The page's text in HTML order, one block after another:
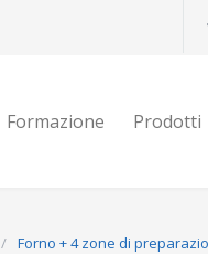
Formazione Prodotti
/ Forno + 4 zone di